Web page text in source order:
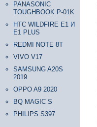
PANASONIC
TOUGHBOOK P-01K
HTC WILDFIRE E1 И
E1 PLUS
REDMI NOTE 8T
VIVO V17
SAMSUNG A20S
2019
OPPO A9 2020
BQ MAGIC S
PHILIPS S397